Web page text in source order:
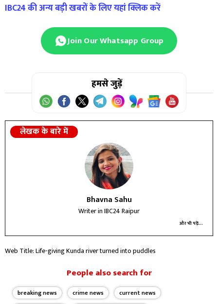
IBC24 की अन्य बड़ी खबरों के लिए यहां क्लिक करें
Join Our Whatsapp Group
हमसे जुड़ें
लेखक के बारे में
Bhavna Sahu
Writer in IBC24 Raipur
और भी पढ़ें...
Web Title: Life-giving Kunda river turned into puddles
People also search for
breaking news crime news
current news